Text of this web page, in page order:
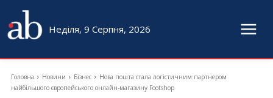
Неділя, 9 Серпня, 2026
Головна Новини Бізнес
Нова пошта стала логістичним партнером
найбільшого європейського онлайн-магазину Footshop